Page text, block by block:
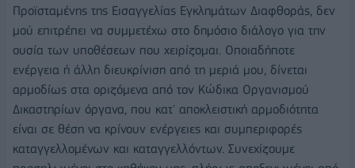
Προϊσταμένης της Εισαγγελίας Εγκλημάτων Διαφθοράς, δεν
μού επιτρέπει να συμμετέχω στο δημόσιο διάλογο για την
ουσία των υποθέσεων που χειρίζομαι. Οποιαδήποτε
ενέργεια ή άλλη διευκρίνιση από τη μεριά μου, δίνεται
αρμοδίως στα οριζόμενα από τον Κώδικα Οργανισμού
Δικαστηρίων όργανα, που κατ' αποκλειστική αρμοδιότητα
είναι σε θέση να κρίνουν ενέργειες και συμπεριφορές
καταγγελλομένων και καταγγελλόντων. Συνεχίζουμε